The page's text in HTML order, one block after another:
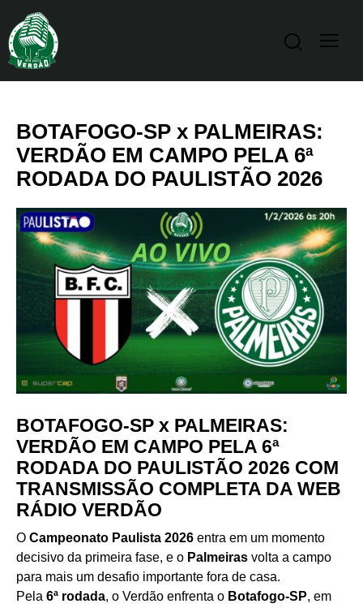
BOTAFOGO-SP x PALMEIRAS:
VERDÃO EM CAMPO PELA 6ª
RODADA DO PAULISTÃO 2026
BOTAFOGO-SP x PALMEIRAS:
VERDÃO EM CAMPO PELA 6ª
RODADA DO PAULISTÃO 2026 COM
TRANSMISSÃO COMPLETA DA WEB
RÁDIO VERDÃO
O Campeonato Paulista 2026 entra em um momento
decisivo da primeira fase, e o Palmeiras volta a campo
para mais um desafio importante fora de casa.
Pela 6ª rodada, o Verdão enfrenta o Botafogo-SP, em